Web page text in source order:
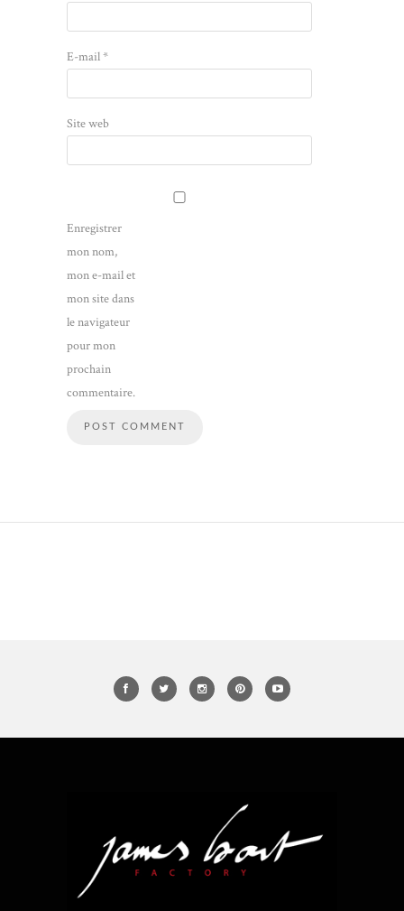
E-mail*
Site web
Enregistrer
mon nom,
mon e-mail et
mon site dans
le navigateur
pour mon
prochain
commentaire.